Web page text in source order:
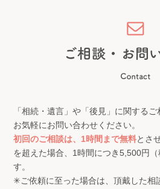
「相続・遺言」や「後見」に関する
お気軽にお問い合わせください。
初回のご相談は、1時間まで無料とさ
を超えた場合、1時間につき5,500円
す。
✳︎ご依頼に至った場合は、頂戴した相